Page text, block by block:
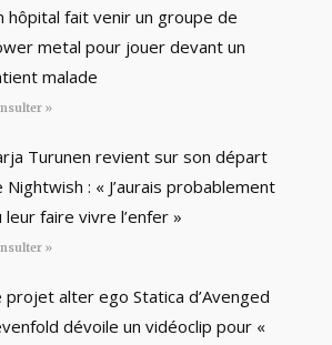
hôpital fait venir un groupe de
metal pour jouer devant un
malade
»
Turunen revient sur son départ
Nightwish : « J’aurais probablement
leur faire vivre l’enfer »
»
projet alter ego Statica d’Avenged
dévoile un vidéoclip pour «